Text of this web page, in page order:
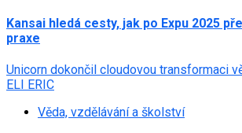
Kansai hledá cesty, jak po Expu 2025
praxe
Unicorn dokončil cloudovou transformaci
ELI ERIC
Věda, vzdělávání a školství